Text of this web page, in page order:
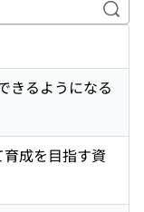
キ
きるようになる
成を目指す資